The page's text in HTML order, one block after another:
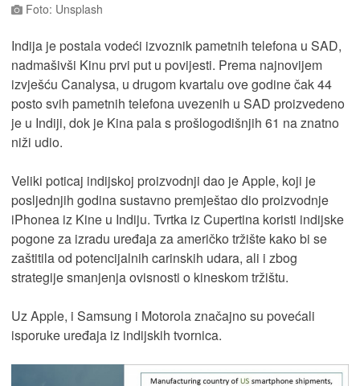
Foto: Unsplash
Indija je postala vodeći izvoznik pametnih telefona u SAD,
nadmašivši Kinu prvi put u povijesti. Prema najnovijem
izvješću Canalysa, u drugom kvartalu ove godine čak 44
posto svih pametnih telefona uvezenih u SAD proizvedeno
je u Indiji, dok je Kina pala s prošlogodišnjih 61 na znatno
niži udio.
Veliki poticaj indijskoj proizvodnji dao je Apple, koji je
posljednjih godina sustavno premještao dio proizvodnje
iPhonea iz Kine u Indiju. Tvrtka iz Cupertina koristi indijske
pogone za izradu uređaja za američko tržište kako bi se
zaštitila od potencijalnih carinskih udara, ali i zbog
strategije smanjenja ovisnosti o kineskom tržištu.
Uz Apple, i Samsung i Motorola značajno su povećali
isporuke uređaja iz indijskih tvornica.